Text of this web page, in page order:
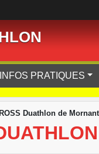
INFOS PRATIQUES
Duathlon de Mornant